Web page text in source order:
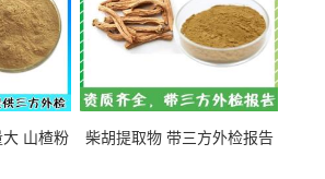
山楂粉 柴胡提取物 带三方外检报告